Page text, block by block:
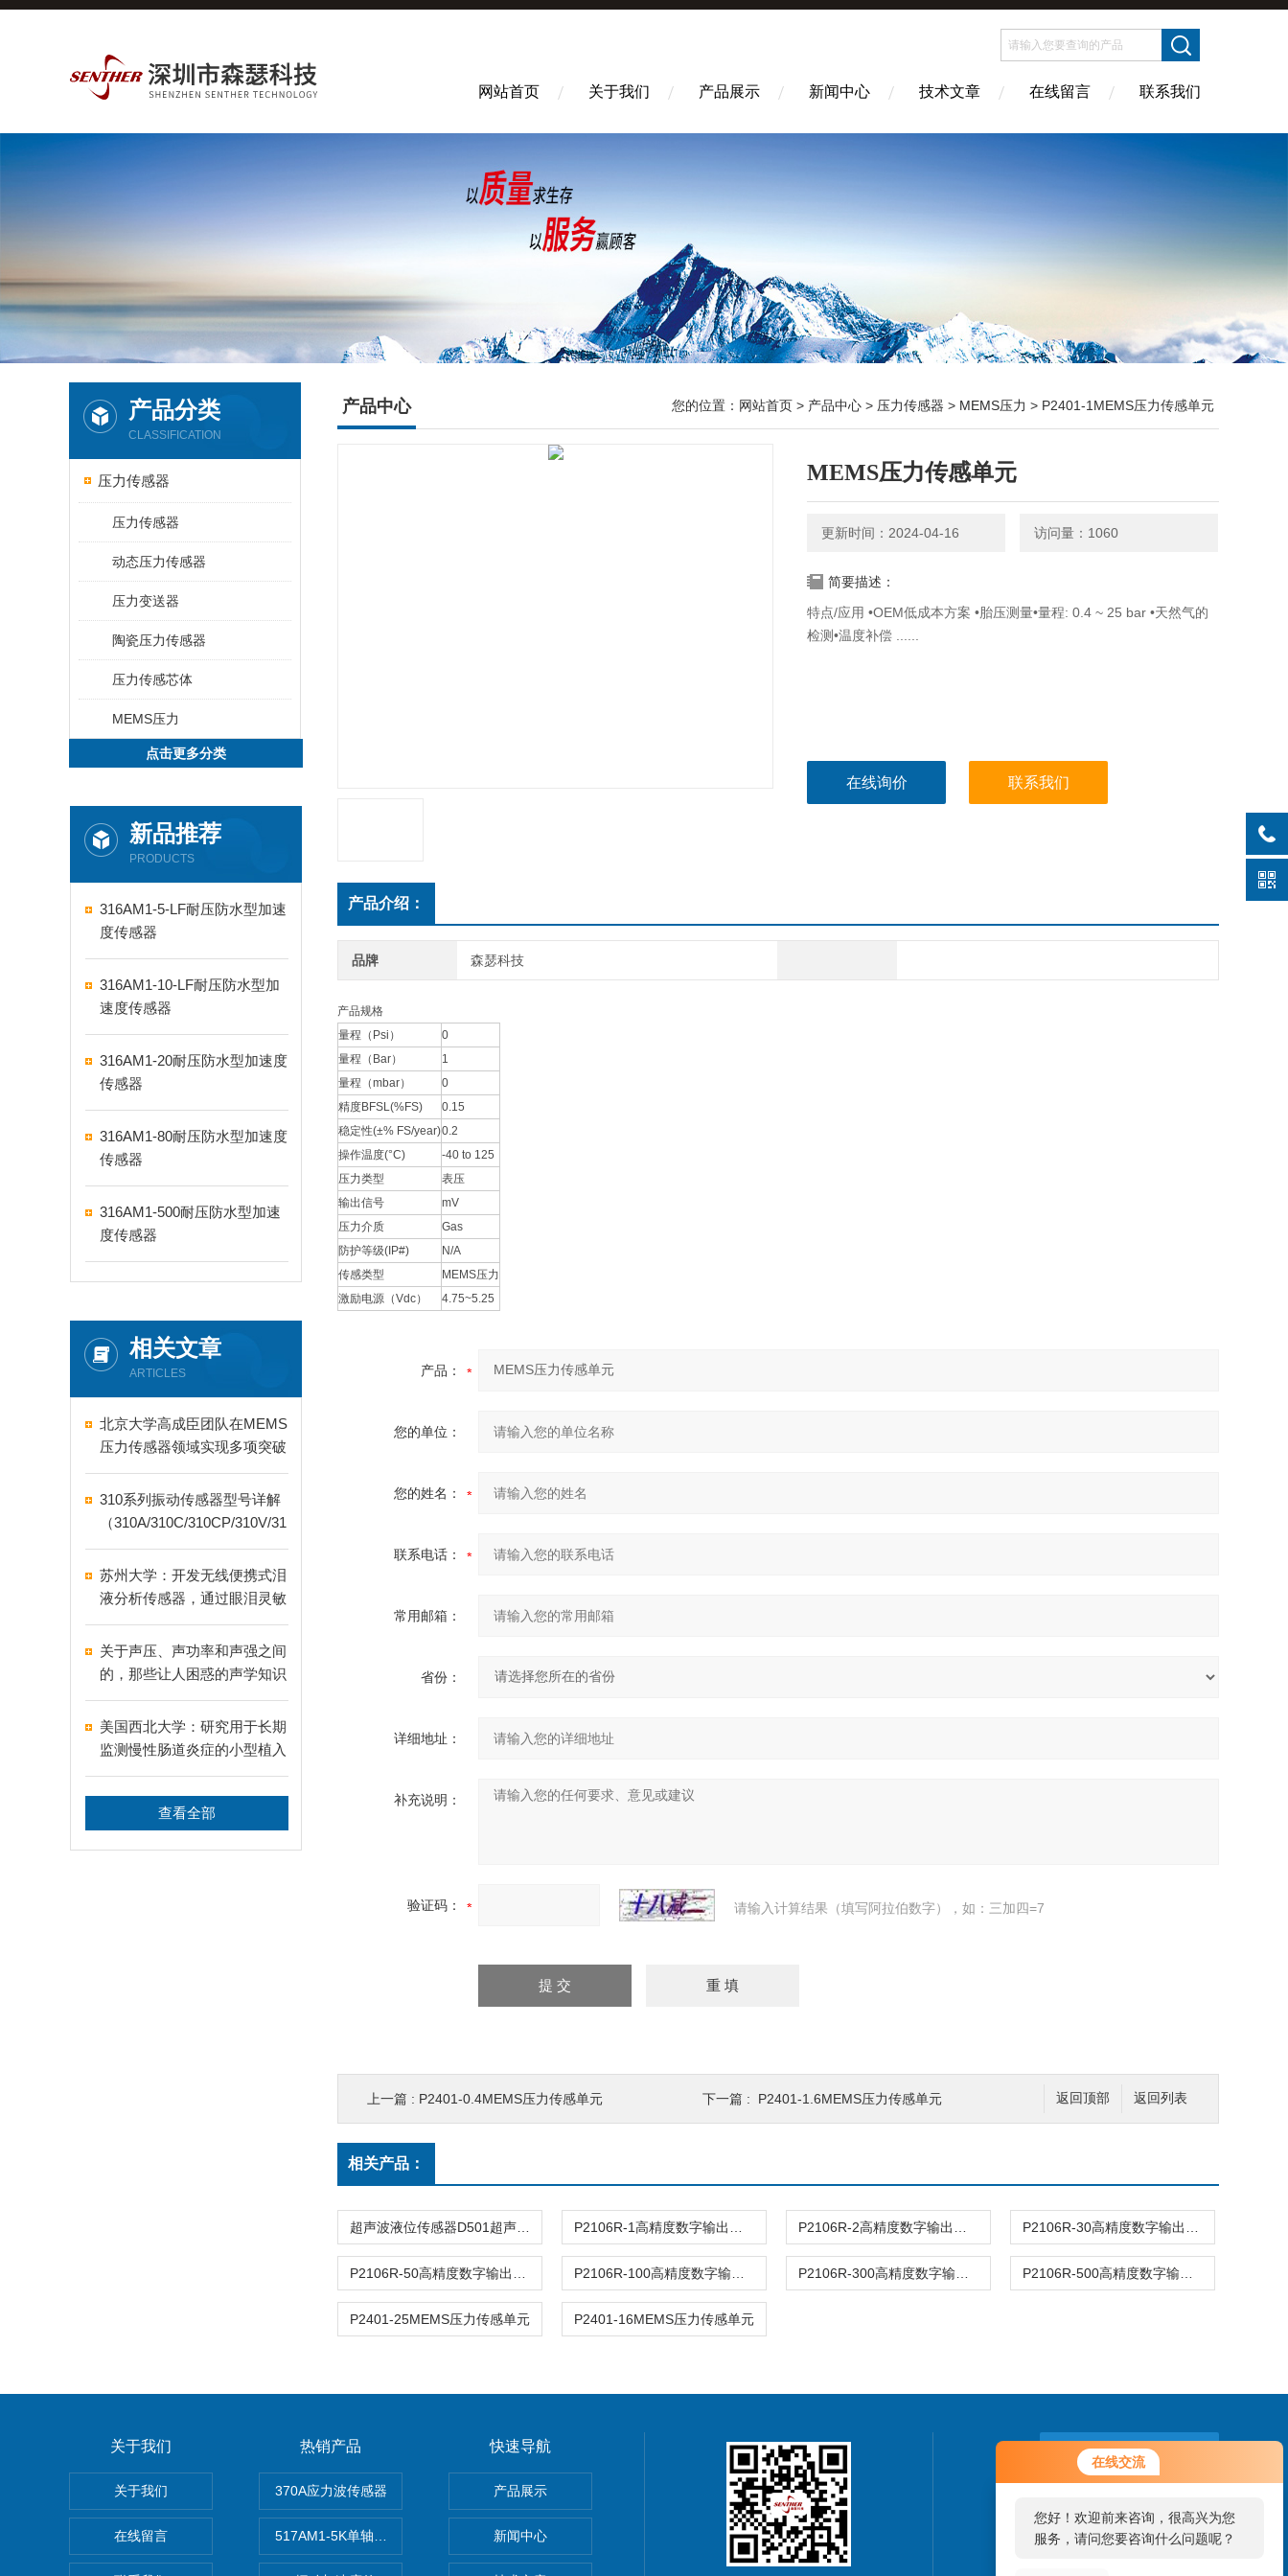
在线交流
您好！欢迎前来咨询，很高兴为您
服务，请问您要咨询什么问题呢？
您好，看您停留很久了，是否找到
了需求产品，您可以直接在线与我
网站首页 关于我们 产品展示 新闻中心 技术文章 在线留言 联系我们
产品分类
CLASSIFICATION
压力传感器
压力传感器
动态压力传感器
压力变送器
陶瓷压力传感器
压力传感芯体
MEMS压力
点击更多分类
新品推荐
PRODUCTS
316AM1-5-LF耐压防水型加速
度传感器
316AM1-10-LF耐压防水型加
速度传感器
316AM1-20耐压防水型加速度
传感器
316AM1-80耐压防水型加速度
传感器
316AM1-500耐压防水型加速
度传感器
相关文章
ARTICLES
北京大学高成臣团队在MEMS
压力传感器领域实现多项突破
310系列振动传感器型号详解
（310A/310C/310CP/310V/31
0W）
苏州大学：开发无线便携式泪
液分析传感器，通过眼泪灵敏
检测眼病
关于声压、声功率和声强之间
的，那些让人困惑的声学知识
美国西北大学：研究用于长期
监测慢性肠道炎症的小型植入
式温度传感器
查看全部
产品中心 您的位置： 网站首页 > 产品中心 > 压力传感器 > MEMS压力 > P2401-1MEMS压力传感单元
MEMS压力传感单元
更新时间：2024-04-16 访问量：1060
简要描述：
特点/应用 •OEM低成本方案 •胎压测量•量程: 0.4 ~ 25 bar •天然气的
检测•温度补偿 ......
在线询价 联系我们
产品介绍：
品牌 森瑟科技
产品规格
量程（Psi）
0
量程（Bar）
1
量程（mbar）
0
精度BFSL(%FS)
0.15
稳定性(±% FS/year)0.2
操作温度(°C)
-40 to 125
压力类型
表压
输出信号
mV
压力介质
Gas
防护等级(IP#)
N/A
传感类型
MEMS压力
激励电源（Vdc）
4.75~5.25
产品：
您的单位：
您的姓名：
联系电话：
常用邮箱：
省份：
详细地址：
补充说明：
验证码： 请输入计算结果（填写阿拉伯数字），如：三加四=7
返回列表
返回顶部
上一篇 : P2401-0.4MEMS压力传感单元 下一篇 : P2401-1.6MEMS压力传感单元
相关产品：
P2401-25MEMS压力传感单元 P2401-16MEMS压力传感单元
关于我们
关于我们
在线留言
热销产品
370A应力波传感器
517AM1-5K单轴冲击IEPE加速度传感器
快速导航
产品展示
新闻中心
联系我们
0755-85273639